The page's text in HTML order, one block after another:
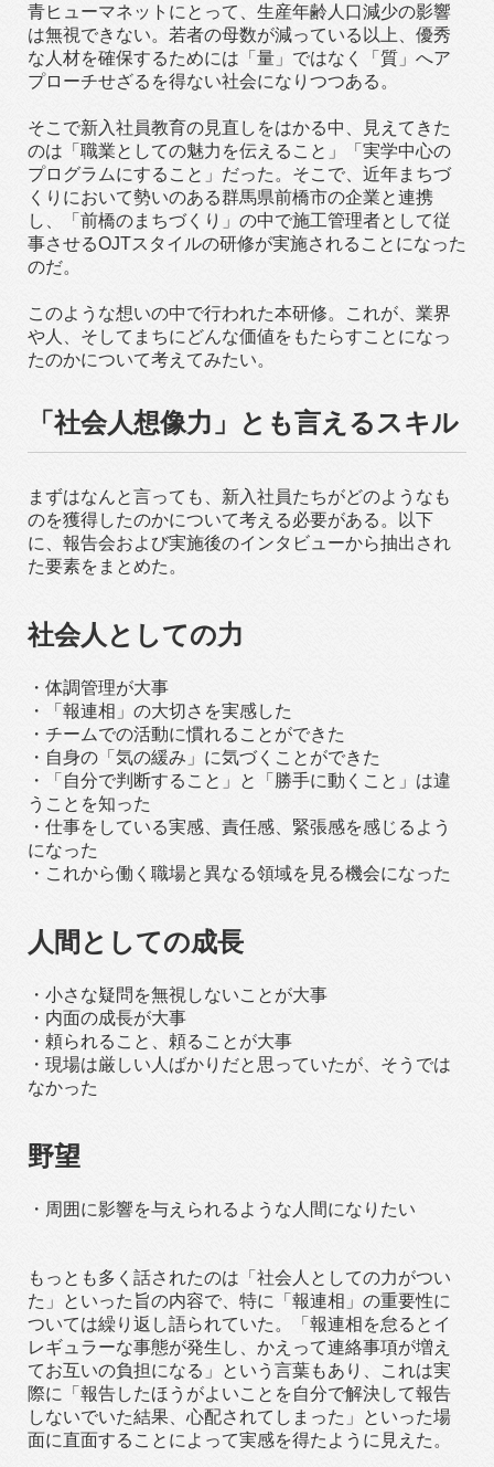
青ヒューマネットにとって、生産年齢人口減少の影響
は無視できない。若者の母数が減っている以上、優秀
な人材を確保するためには「量」ではなく「質」へア
プローチせざるを得ない社会になりつつある。
そこで新入社員教育の見直しをはかる中、見えてきた
のは「職業としての魅力を伝えること」「実学中心の
プログラムにすること」だった。そこで、近年まちづ
くりにおいて勢いのある群馬県前橋市の企業と連携
し、「前橋のまちづくり」の中で施工管理者として従
事させるOJTスタイルの研修が実施されることになった
のだ。
このような想いの中で行われた本研修。これが、業界
や人、そしてまちにどんな価値をもたらすことになっ
たのかについて考えてみたい。
「社会人想像力」とも言えるスキル
まずはなんと言っても、新入社員たちがどのようなも
のを獲得したのかについて考える必要がある。以下
に、報告会および実施後のインタビューから抽出され
た要素をまとめた。
社会人としての力
・体調管理が大事
・「報連相」の大切さを実感した
・チームでの活動に慣れることができた
・自身の「気の緩み」に気づくことができた
・「自分で判断すること」と「勝手に動くこと」は違
うことを知った
・仕事をしている実感、責任感、緊張感を感じるよう
になった
・これから働く職場と異なる領域を見る機会になった
人間としての成長
・小さな疑問を無視しないことが大事
・内面の成長が大事
・頼られること、頼ることが大事
・現場は厳しい人ばかりだと思っていたが、そうでは
なかった
野望
・周囲に影響を与えられるような人間になりたい
もっとも多く話されたのは「社会人としての力がつい
た」といった旨の内容で、特に「報連相」の重要性に
ついては繰り返し語られていた。「報連相を怠るとイ
レギュラーな事態が発生し、かえって連絡事項が増え
てお互いの負担になる」という言葉もあり、これは実
際に「報告したほうがよいことを自分で解決して報告
しないでいた結果、心配されてしまった」といった場
面に直面することによって実感を得たように見えた。